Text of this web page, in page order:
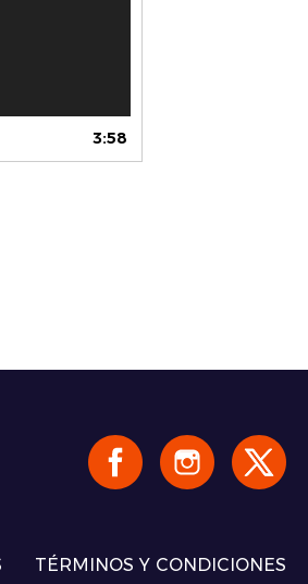
3:58
TÉRMINOS Y CONDICIONES